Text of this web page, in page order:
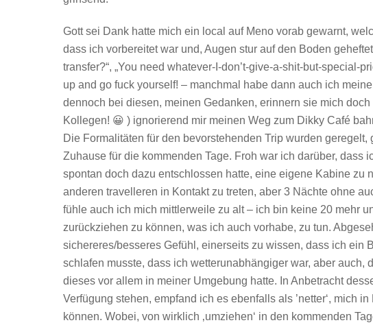
Gott sei Dank hatte mich ein local auf Meno vorab gewarnt,
dass ich vorbereitet war und, Augen stur auf den Boden
transfer?“, „You need whatever-I-don’t-give-a-shit-but-special-
up and go fuck yourself! – manchmal habe dann auch ich
dennoch bei diesen, meinen Gedanken, erinnern sie mich
Kollegen! 😀 ) ignorierend mir meinen Weg zum Dikky Café
Die Formalitäten für den bevorstehenden Trip wurden
Zuhause für die kommenden Tage. Froh war ich darüber, dass
spontan doch dazu entschlossen hatte, eine eigene Kabine zu
anderen travelleren in Kontakt zu treten, aber 3 Nächte ohne
fühle auch ich mich mittlerweile zu alt – ich bin keine 20 mehr
zurückziehen zu können, was ich auch vorhabe, zu tun.
sichereres/besseres Gefühl, einerseits zu wissen, dass ich ein
schlafen musste, dass ich wetterunabhängiger war, aber auch,
dieses vor allem in meiner Umgebung hatte. In Anbetracht
Verfügung stehen, empfand ich es ebenfalls als ’netter‘, mich
können. Wobei, von wirklich ‚umziehen‘ in den kommenden